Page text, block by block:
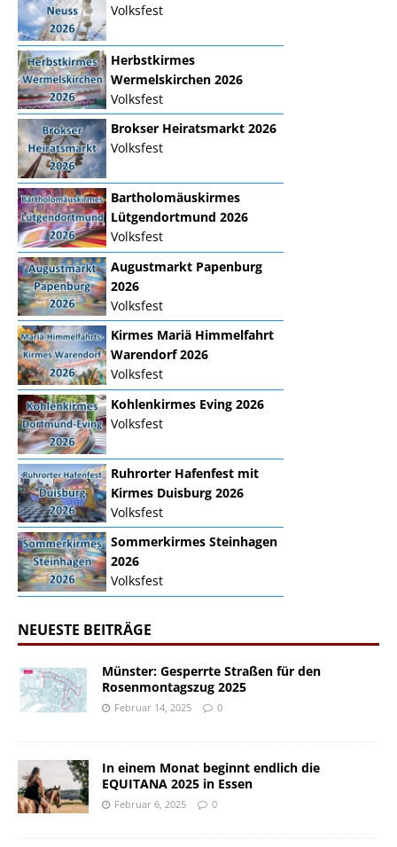
Volksfest
Herbstkirmes
Wermelskirchen 2026
Volksfest
Brokser Heiratsmarkt 2026
Volksfest
Bartholomäuskirmes
Lütgendortmund 2026
Volksfest
Augustmarkt Papenburg
2026
Volksfest
Kirmes Mariä Himmelfahrt
Warendorf 2026
Volksfest
Kohlenkirmes Eving 2026
Volksfest
Ruhrorter Hafenfest mit
Kirmes Duisburg 2026
Volksfest
Sommerkirmes Steinhagen
2026
Volksfest
NEUESTE BEITRÄGE
Münster: Gesperrte Straßen für den
Rosenmontagszug 2025
Februar 14, 2025 0
In einem Monat beginnt endlich die
EQUITANA 2025 in Essen
Februar 6, 2025 0